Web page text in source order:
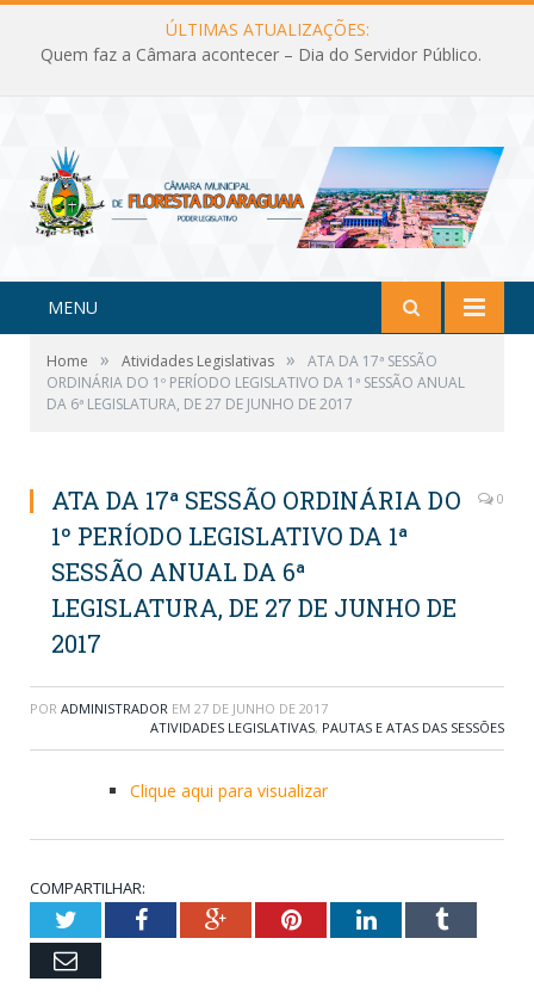
ÚLTIMAS ATUALIZAÇÕES:
Quem faz a Câmara acontecer – Dia do Servidor Público.
MENU
Home » Atividades Legislativas »
ATA DA 17ª SESSÃO
ORDINÁRIA DO 1º PERÍODO LEGISLATIVO DA 1ª SESSÃO ANUAL
DA 6ª LEGISLATURA, DE 27 DE JUNHO DE 2017
ATA DA 17ª SESSÃO ORDINÁRIA DO
1º PERÍODO LEGISLATIVO DA 1ª
SESSÃO ANUAL DA 6ª
LEGISLATURA, DE 27 DE JUNHO DE
2017
0
POR ADMINISTRADOR EM 27 DE JUNHO DE 2017
ATIVIDADES LEGISLATIVAS, PAUTAS E ATAS DAS SESSÕES
Clique aqui para visualizar
COMPARTILHAR:
TwitterFacebookGoogle+PinterestLinkedInTumblr
Email